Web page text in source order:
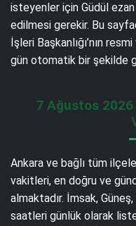
isteyenler için Güdül
edilmesi gerekir. Bu
İşleri Başkanlığı’nın
gün otomatik bir şekilde
7 Ağustos
Ankara ve bağlı tüm
vakitleri, en doğru ve
almaktadır. İmsak,
saatleri günlük olarak